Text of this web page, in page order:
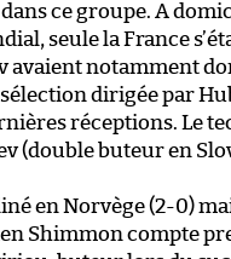
ce groupe. A
seule la France
avaient notamment
dirigée par
réceptions. Le
(double buteur en
en Norvège (2-0)
Shimmon compte